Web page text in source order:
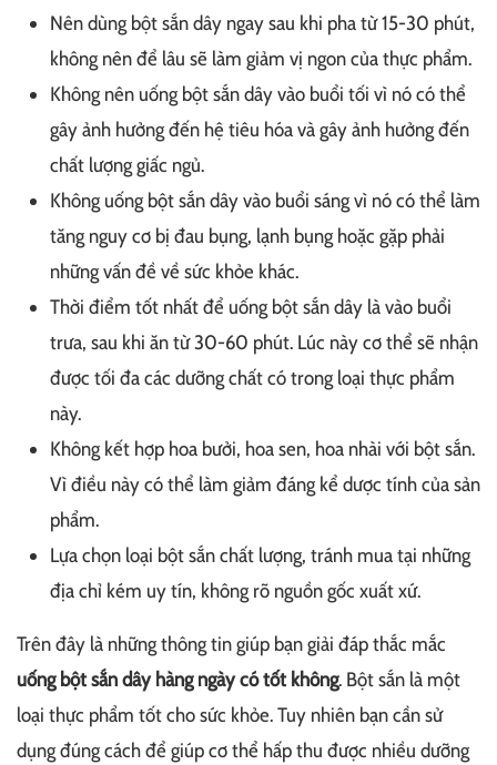
Nên dùng bột sắn dây ngay sau khi pha từ 15-30 phút,
không nên để lâu sẽ làm giảm vị ngon của thực phẩm.
Không nên uống bột sắn dây vào buổi tối vì nó có thể
gây ảnh hưởng đến hệ tiêu hóa và gây ảnh hưởng đến
chất lượng giấc ngủ.
Không uống bột sắn dây vào buổi sáng vì nó có thể làm
tăng nguy cơ bị đau bụng, lạnh bụng hoặc gặp phải
những vấn đề về sức khỏe khác.
Thời điểm tốt nhất để uống bột sắn dây là vào buổi
trưa, sau khi ăn từ 30-60 phút. Lúc này cơ thể sẽ nhận
được tối đa các dưỡng chất có trong loại thực phẩm
này.
Không kết hợp hoa bưởi, hoa sen, hoa nhài với bột sắn.
Vì điều này có thể làm giảm đáng kể dược tính của sản
phẩm.
Lựa chọn loại bột sắn chất lượng, tránh mua tại những
địa chỉ kém uy tín, không rõ nguồn gốc xuất xứ.
Trên đây là những thông tin giúp bạn giải đáp thắc mắc
uống bột sắn dây hàng ngày có tốt không. Bột sắn là một
loại thực phẩm tốt cho sức khỏe. Tuy nhiên bạn cần sử
dụng đúng cách để giúp cơ thể hấp thu được nhiều dưỡng